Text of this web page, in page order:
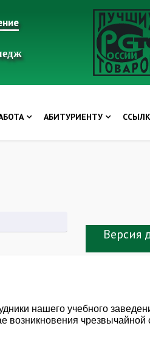
АБИТУРИЕНТУ
Версия
нашего учебного
возникновения чрезвычайной